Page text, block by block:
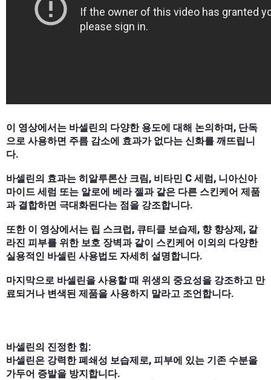
이 영상에서는 바셀린의 다양한 용도에 대해 논의하며, 단독
으로 사용하면 주름 감소에 효과가 없다는 신화를 깨뜨립니
다.
바셀린의 효과는 히알루론산 크림, 비타민 C 세럼, 니아신아
마이드 세럼 또는 알로에 베라 젤과 같은 다른 스킨케어 제품
과 결합하면 극대화된다는 점을 강조합니다.
또한 이 영상에서는 립 스크럽, 큐티클 보습제, 향 향상제, 갈
라진 피부를 위한 보호 장벽과 같이 스킨케어 이외의 다양한
실용적인 바셀린 사용법도 자세히 설명합니다.
마지막으로 바셀린을 사용할 때 위생의 중요성을 강조하고 만
료되거나 변색된 제품을 사용하지 말라고 조언합니다.
바셀린의 진정한 힘:
바셀린은 강력한 폐쇄성 보습제로, 피부에 있는 기존 수분을
가두어 증발을 방지합니다.